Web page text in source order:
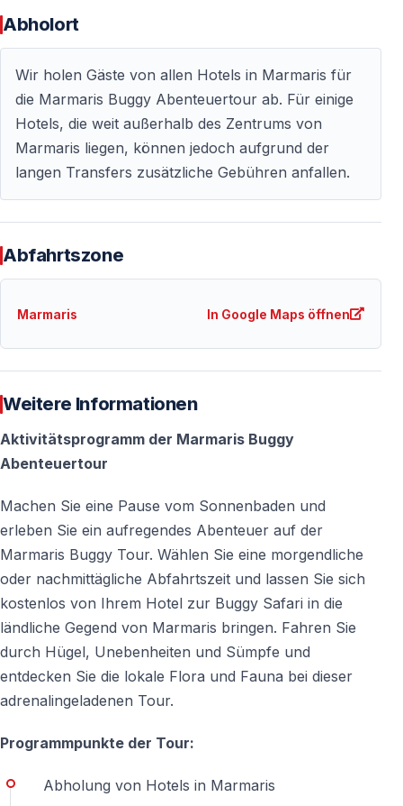
Ein Buggy ist für maximal 2 Personen ausgelegt —
auch Einzelteilnahme ist möglich.
Können Kinder teilnehmen?
Das Mindestalter beträgt 14 Jahre — für Minderjährige
ist eine elterliche Zustimmung erforderlich.
zum Erlebnis. Alte Kleidung und festes Schuhwerk
Nein — Fotos und Videos können nach der Tour
separat erworben werden.
Gibt es nach der Tour Duschmöglichkeiten?
Ja — Duschen stehen nach der Safari zur Verfügung.
Ist die Buggy Safari sicher?
Ja — die Tour wird von professionellen Instruktoren
begleitet und auf speziell vorbereiteten Strecken unter
Einhaltung aller Sicherheitsregeln durchgeführt.
Abholort
Wir holen Gäste von allen Hotels in Marmaris für
die Marmaris Buggy Abenteuertour ab. Für einige
Hotels, die weit außerhalb des Zentrums von
Marmaris liegen, können jedoch aufgrund der
langen Transfers zusätzliche Gebühren anfallen.
Abfahrtszone
Marmaris In Google Maps öffnen
Weitere Informationen
Aktivitätsprogramm der Marmaris Buggy
Abenteuertour
Machen Sie eine Pause vom Sonnenbaden und
erleben Sie ein aufregendes Abenteuer auf der
Marmaris Buggy Tour. Wählen Sie eine morgendliche
oder nachmittägliche Abfahrtszeit und lassen Sie sich
kostenlos von Ihrem Hotel zur Buggy Safari in die
ländliche Gegend von Marmaris bringen. Fahren Sie
durch Hügel, Unebenheiten und Sümpfe und
entdecken Sie die lokale Flora und Fauna bei dieser
adrenalingeladenen Tour.
Programmpunkte der Tour:
Abholung von Hotels in Marmaris